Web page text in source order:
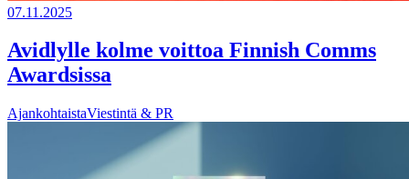
07.11.2025
Avidlylle kolme voittoa Finnish Comms
Awardsissa
AjankohtaistaViestintä & PR